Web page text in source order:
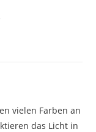
vielen Farben an
das Licht in